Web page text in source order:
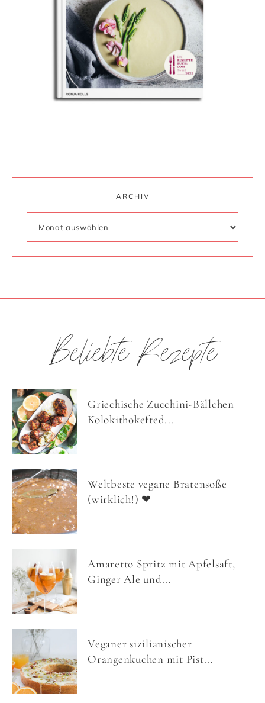
ARCHIV
Beliebte Rezepte
Griechische Zucchini-Bällchen
Kolokithokefted...
Weltbeste vegane Bratensoße
(wirklich!) ❤
Amaretto Spritz mit Apfelsaft,
Ginger Ale und...
Veganer sizilianischer
Orangenkuchen mit Pist...